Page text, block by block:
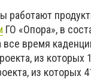
работают
ГО «Опора», в
время
из
из которых